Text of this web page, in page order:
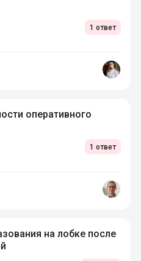
1 ответ
оперативного
1 ответ
на лобке после